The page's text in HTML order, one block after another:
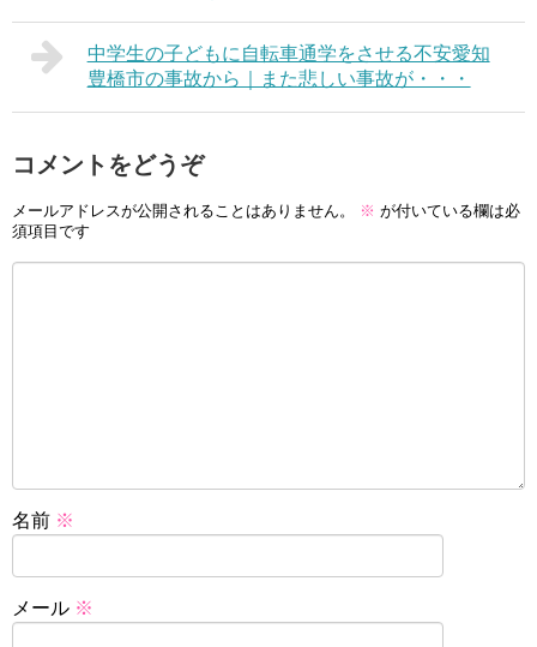
中学生の子どもに自転車通学をさせる不安愛知
豊橋市の事故から｜また悲しい事故が・・・
コメントをどうぞ
メールアドレスが公開されることはありません。 ※ が付いている欄は必
須項目です
名前 ※
メール ※